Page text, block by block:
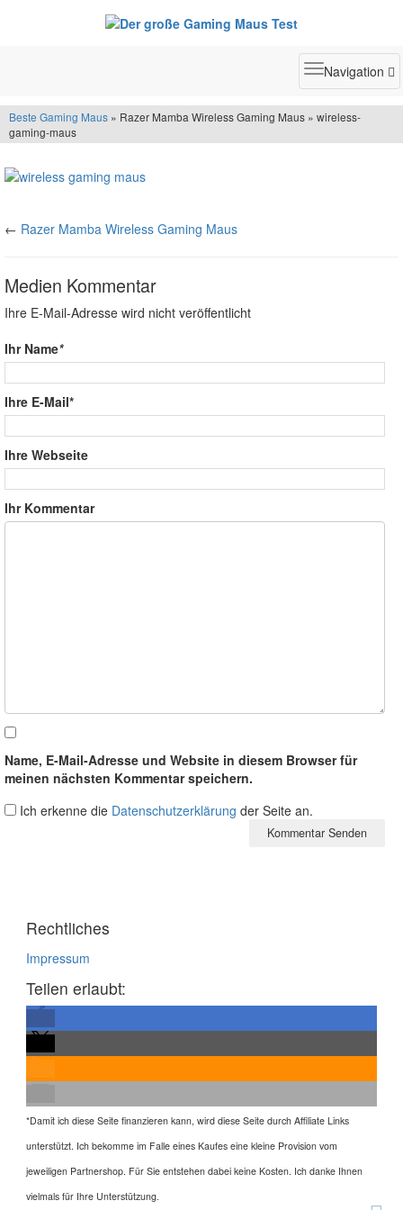
Toggle
Navigation
Beste Gaming Maus » Razer Mamba Wireless Gaming Maus » wireless-
gaming-maus
← Razer Mamba Wireless Gaming Maus
Medien Kommentar
Ihre E-Mail-Adresse wird nicht veröffentlicht
Ihr Name*
Ihre E-Mail*
Ihre Webseite
Ihr Kommentar
Name, E-Mail-Adresse und Website in diesem Browser für
meinen nächsten Kommentar speichern.
Ich erkenne die Datenschutzerklärung der Seite an.
Rechtliches
Impressum
Teilen erlaubt:
*Damit ich diese Seite finanzieren kann, wird diese Seite durch Affiliate Links
unterstützt. Ich bekomme im Falle eines Kaufes eine kleine Provision vom
jeweiligen Partnershop. Für Sie entstehen dabei keine Kosten. Ich danke Ihnen
vielmals für Ihre Unterstützung.